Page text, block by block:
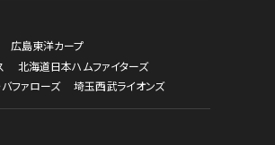
広島東洋カープ
北海道日本ハムファイターズ
バファローズ 埼玉西武ライオンズ